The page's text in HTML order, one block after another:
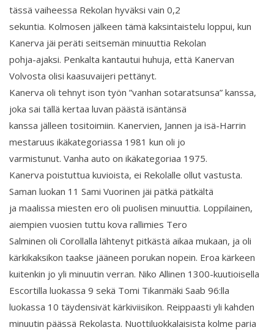
tässä vaiheessa Rekolan hyväksi vain 0,2
sekuntia. Kolmosen jälkeen tämä kaksintaistelu loppui, kun
Kanerva jäi peräti seitsemän minuuttia Rekolan
pohja-ajaksi. Penkalta kantautui huhuja, että Kanervan
Volvosta olisi kaasuvaijeri pettänyt.
Kanerva oli tehnyt ison työn ”vanhan sotaratsunsa” kanssa,
joka sai tällä kertaa luvan päästä isäntänsä
kanssa jälleen tositoimiin. Kanervien, Jannen ja isä-Harrin
mestaruus ikäkategoriassa 1981 kun oli jo
varmistunut. Vanha auto on ikäkategoriaa 1975.
Kanerva poistuttua kuvioista, ei Rekolalle ollut vastusta.
Saman luokan 11 Sami Vuorinen jäi pätkä pätkältä
ja maalissa miesten ero oli puolisen minuuttia. Loppilainen,
aiempien vuosien tuttu kova rallimies Tero
Salminen oli Corollalla lähtenyt pitkästä aikaa mukaan, ja oli
kärkikaksikon taakse jääneen porukan nopein. Eroa kärkeen
kuitenkin jo yli minuutin verran. Niko Allinen 1300-kuutioisella
Escortilla luokassa 9 sekä Tomi Tikanmäki Saab 96:lla
luokassa 10 täydensivät kärkiviisikon. Reippaasti yli kahden
minuutin päässä Rekolasta. Nuottiluokkalaisista kolme paria